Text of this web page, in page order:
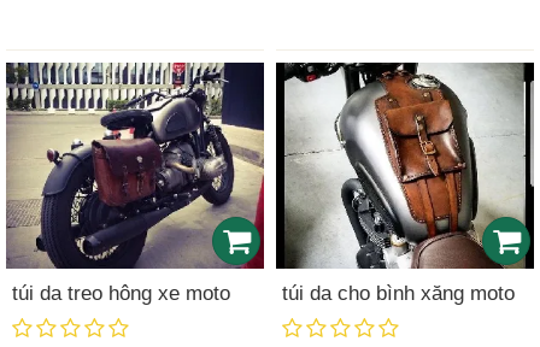
túi da treo hông xe moto túi da cho bình xăng moto